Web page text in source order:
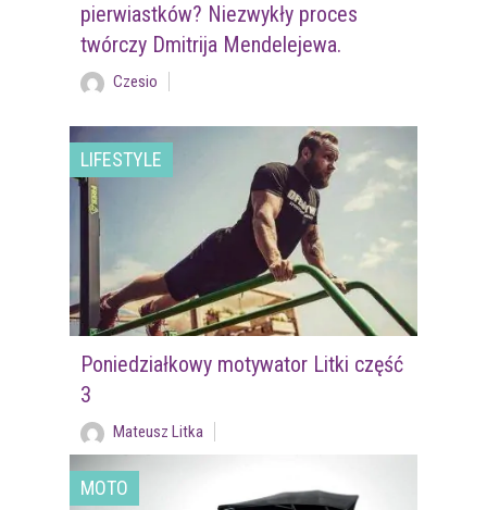
pierwiastków? Niezwykły proces
twórczy Dmitrija Mendelejewa.
Czesio
LIFESTYLE
Poniedziałkowy motywator Litki część
3
Mateusz Litka
MOTO